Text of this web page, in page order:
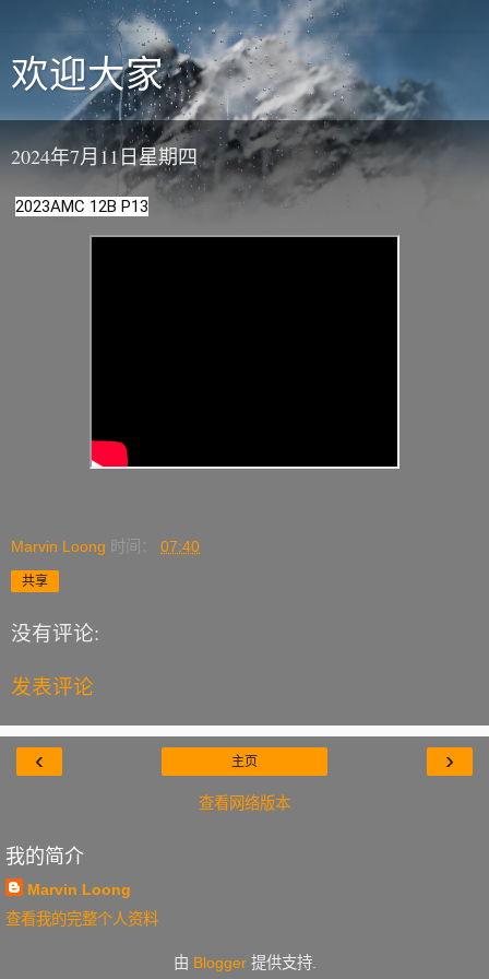
欢迎大家
2024年7月11日星期四
2023AMC 12B P13
Marvin Loong 时间： 07:40
共享
没有评论:
发表评论
‹ ›
主页
查看网络版本
我的简介
Marvin Loong
查看我的完整个人资料
由 Blogger提供支持.